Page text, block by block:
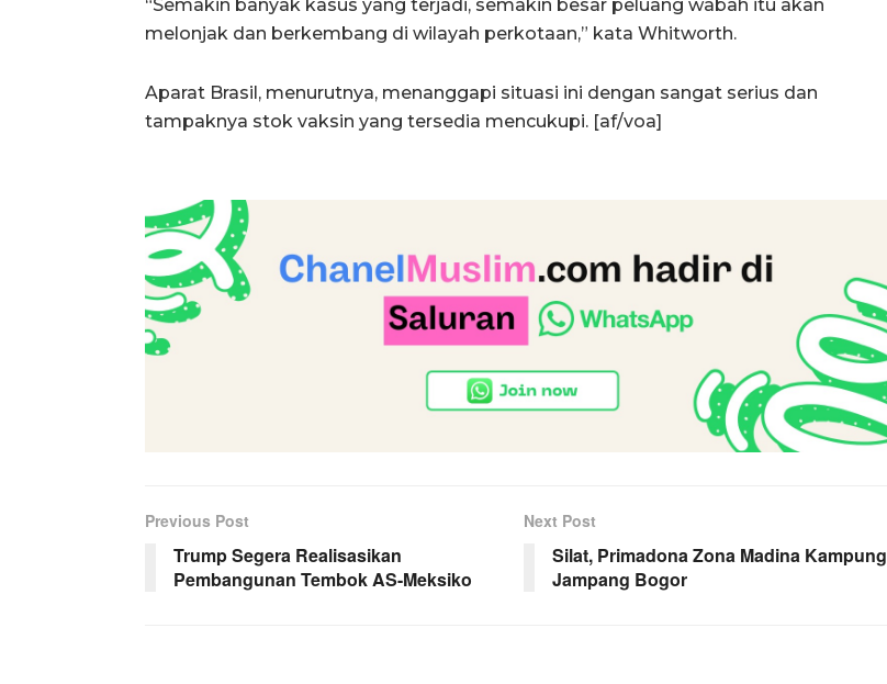
“Semakin banyak kasus yang terjadi, semakin besar peluang wabah itu akan
melonjak dan berkembang di wilayah perkotaan,” kata Whitworth.
Aparat Brasil, menurutnya, menanggapi situasi ini dengan sangat serius dan
tampaknya stok vaksin yang tersedia mencukupi. [af/voa]
Previous Post
Trump Segera Realisasikan
Pembangunan Tembok AS-Meksiko
Next Post
Silat, Primadona Zona Madina Kampung
Jampang Bogor